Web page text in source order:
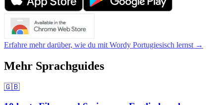
Erfahre mehr darüber, wie du mit Wordy Portugiesisch lernst →
Mehr Sprachguides
🇬🇧